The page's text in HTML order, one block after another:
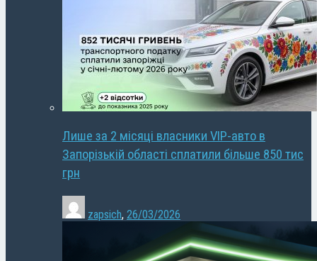
Лише за 2 місяці власники VIP-авто в
Запорізькій області сплатили більше 850 тис
грн
zapsich, 26/03/2026